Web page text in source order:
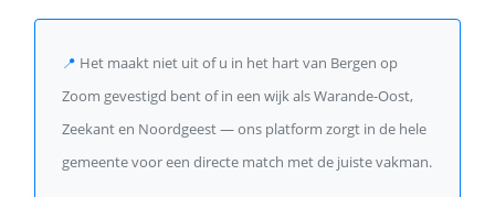
📍 Het maakt niet uit of u in het hart van Bergen op
Zoom gevestigd bent of in een wijk als Warande-Oost,
Zeekant en Noordgeest — ons platform zorgt in de hele
gemeente voor een directe match met de juiste vakman.